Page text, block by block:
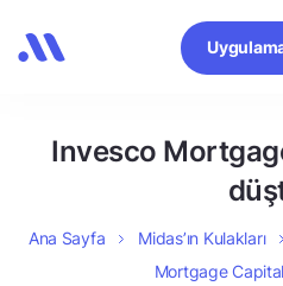
Invesco
Ana Sayfa Midas’ın Kulakları
Mortgage